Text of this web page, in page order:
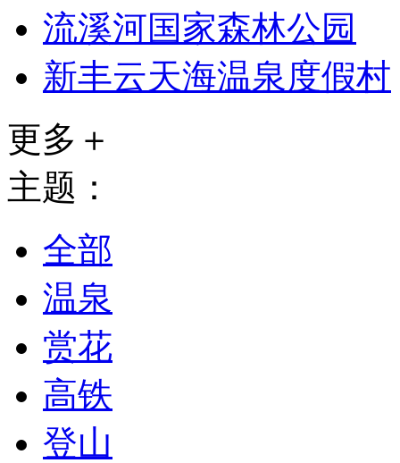
流溪河国家森林公园
新丰云天海温泉度假村
更多＋
主题：
全部
温泉
赏花
高铁
登山